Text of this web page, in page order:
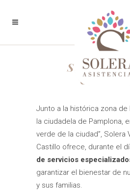
Solera
Castillo
Junto a la histórica zona de
la ciudadela de Pamplona,
verde de la ciudad”, Solera
Castillo ofrece, durante el
de servicios
garantizar el bienestar de
y sus familias.